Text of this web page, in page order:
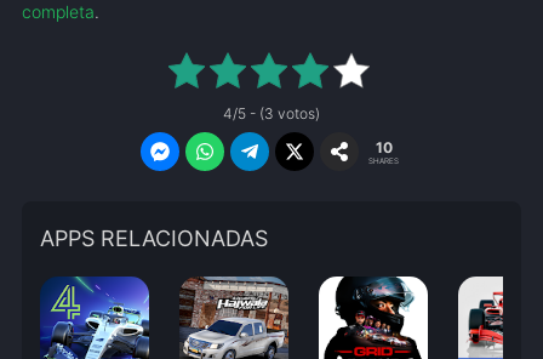
completa.
4/5 - (3 votos)
10
SHARES
APPS RELACIONADAS